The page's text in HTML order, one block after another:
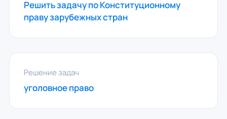
Решить задачу по Конституционному
праву зарубежных стран
Решение задач
уголовное право